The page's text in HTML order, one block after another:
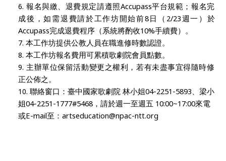
報名與繳、退費規定請遵照Accupass平台規範；報名完
成後，如需退費請於工作坊開始前8日（ 2/23週一）於
Accupass完成退費程序（系統將酌收10%手續費）。
本工作坊提供公教人員在職進修時數認證。
本工作坊報名費用可累積歌劇院會員點數。
主辦單位保留活動變更之權利，若有未盡事宜得隨時修
正公佈之。
聯絡窗口：臺中國家歌劇院 林小姐04-2251-5893 、梁小
姐04-2251-1777#5468 ，請於週一至週五 10:00~17:00來電
或E-mail至：artseducation@npac-ntt.org